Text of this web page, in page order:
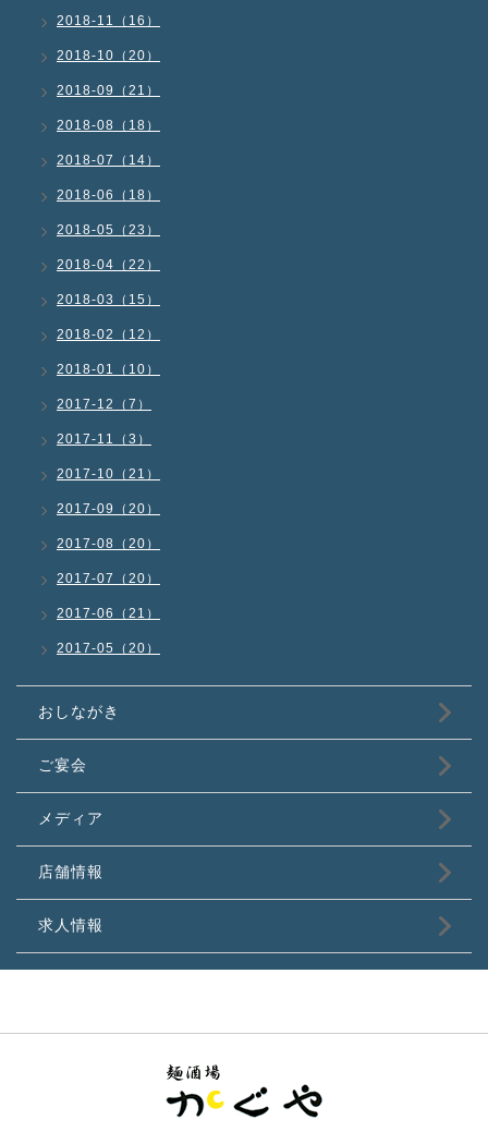
2018-11（16）
2018-10（20）
2018-09（21）
2018-08（18）
2018-07（14）
2018-06（18）
2018-05（23）
2018-04（22）
2018-03（15）
2018-02（12）
2018-01（10）
2017-12（7）
2017-11（3）
2017-10（21）
2017-09（20）
2017-08（20）
2017-07（20）
2017-06（21）
2017-05（20）
おしながき
ご宴会
メディア
店舗情報
求人情報